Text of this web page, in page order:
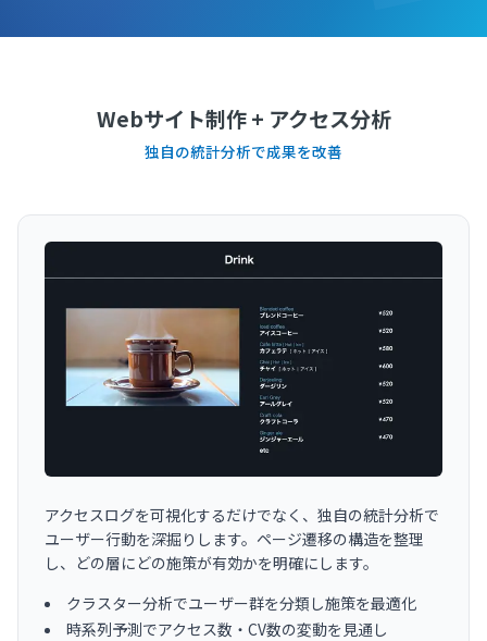
Webサイト制作 + アクセス分析
独自の統計分析で成果を改善
アクセスログを可視化するだけでなく、独自の統計分析で
ユーザー行動を深掘りします。ページ遷移の構造を整理
し、どの層にどの施策が有効かを明確にします。
クラスター分析でユーザー群を分類し施策を最適化
時系列予測でアクセス数・CV数の変動を見通し